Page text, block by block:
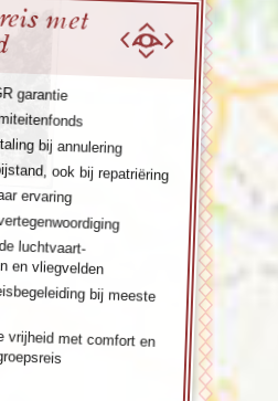
met
garantie
bij annulering
ook bij repatriëring
ervaring
luchtvaart-
en vliegvelden
bij meeste
vrijheid met comfort en